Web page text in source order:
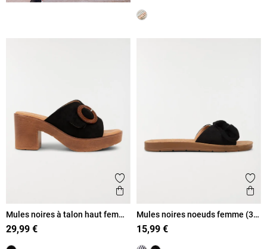
Ajouter aux favoris
Aperçu rapide
Mules noires à talon haut femme
(36-41)
29,99 €
Mules noires noeuds femme (36-
41)
15,99 €